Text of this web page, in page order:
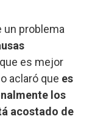
un problema
es mejor
aclaró que es
los
acostado de